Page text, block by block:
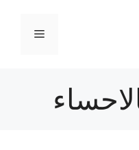
القائمة